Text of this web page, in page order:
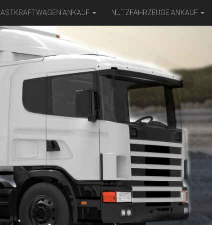
LASTKRAFTWAGEN ANKAUF NUTZFAHRZEUGE ANKAUF